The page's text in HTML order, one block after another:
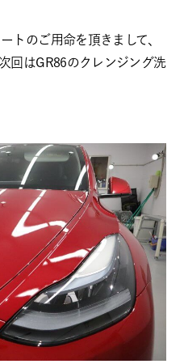
トのご用命を頂きまして、
回はGR86のクレンジング洗